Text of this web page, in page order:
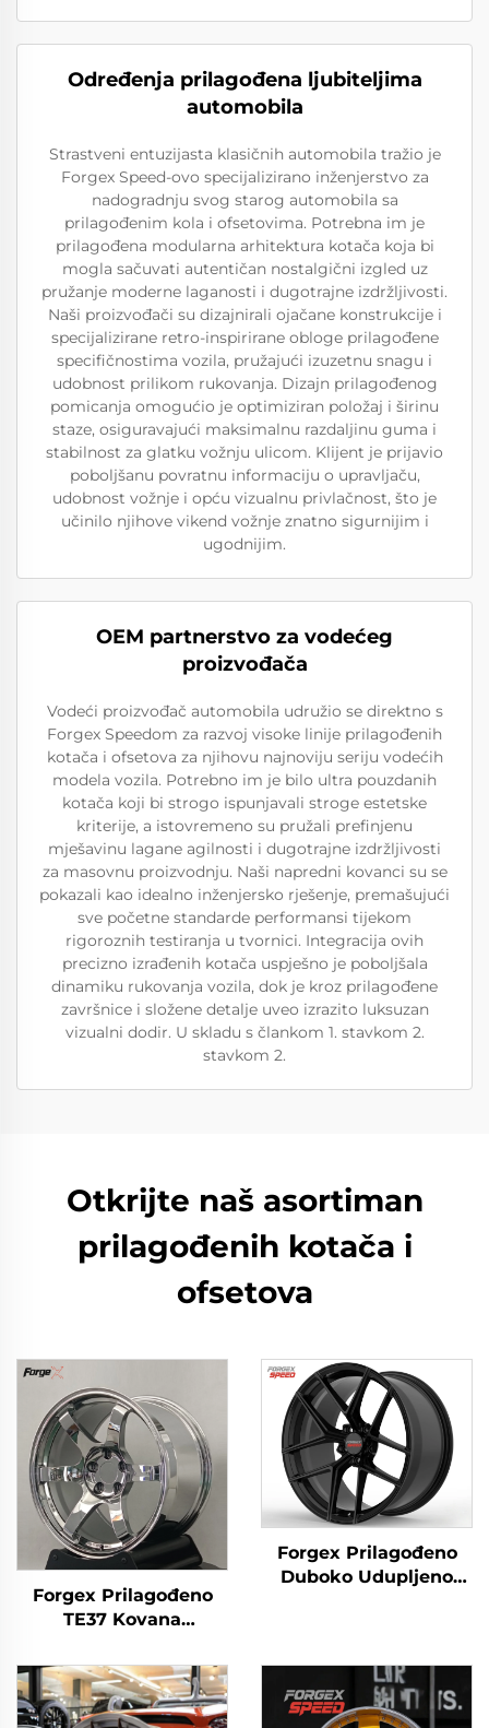
Određenja prilagođena ljubiteljima
automobila
Strastveni entuzijasta klasičnih automobila tražio je
Forgex Speed-ovo specijalizirano inženjerstvo za
nadogradnju svog starog automobila sa
prilagođenim kola i ofsetovima. Potrebna im je
prilagođena modularna arhitektura kotača koja bi
mogla sačuvati autentičan nostalgični izgled uz
pružanje moderne laganosti i dugotrajne izdržljivosti.
Naši proizvođači su dizajnirali ojačane konstrukcije i
specijalizirane retro-inspirirane obloge prilagođene
specifičnostima vozila, pružajući izuzetnu snagu i
udobnost prilikom rukovanja. Dizajn prilagođenog
pomicanja omogućio je optimiziran položaj i širinu
staze, osiguravajući maksimalnu razdaljinu guma i
stabilnost za glatku vožnju ulicom. Klijent je prijavio
poboljšanu povratnu informaciju o upravljaču,
udobnost vožnje i opću vizualnu privlačnost, što je
učinilo njihove vikend vožnje znatno sigurnijim i
ugodnijim.
OEM partnerstvo za vodećeg
proizvođača
Vodeći proizvođač automobila udružio se direktno s
Forgex Speedom za razvoj visoke linije prilagođenih
kotača i ofsetova za njihovu najnoviju seriju vodećih
modela vozila. Potrebno im je bilo ultra pouzdanih
kotača koji bi strogo ispunjavali stroge estetske
kriterije, a istovremeno su pružali prefinjenu
mješavinu lagane agilnosti i dugotrajne izdržljivosti
za masovnu proizvodnju. Naši napredni kovanci su se
pokazali kao idealno inženjersko rješenje, premašujući
sve početne standarde performansi tijekom
rigoroznih testiranja u tvornici. Integracija ovih
precizno izrađenih kotača uspješno je poboljšala
dinamiku rukovanja vozila, dok je kroz prilagođene
završnice i složene detalje uveo izrazito luksuzan
vizualni dodir. U skladu s člankom 1. stavkom 2.
stavkom 2.
Otkrijte naš asortiman
prilagođenih kotača i
ofsetova
Forgex Prilagođeno
TE37 Kovana
20 Inča Duboki Usta
5x114.3 5x120 za 350Z
370Z Supra Civic IS
Forgex Prilagođeno
Duboko Udupljeno
Legirana Kolača 1
Komad za E60 F10 E30
E46 BMW